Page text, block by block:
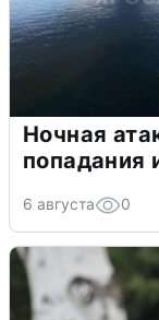
Ночная
попадания
6 августа 0